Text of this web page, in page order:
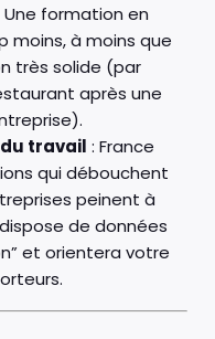
formation en
moins, à moins que
très solide (par
après une
travail : France
qui débouchent
peinent à
de données
et orientera votre